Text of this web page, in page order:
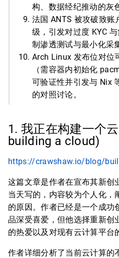
构、数据经纪推动的灰
法国 ANTS 被攻破致账
级，引发对过度 KYC
制渗透测试与最小化采
Arch Linux 发布位对位
（需容器内初始化
可验证性并引发与 Nix
的对照讨论。
1. 我正在构建一个
building a cloud)
https://crawshaw.io/blog/
这篇文章是作者在宣布其新创
当天写的，内容较为个人化，
的原因。作者已经是一个成功
品深受喜爱，但他选择重新创
的热爱以及对现有云计算平台
作者详细分析了当前云计算的